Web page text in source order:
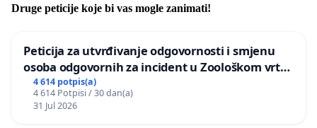
Druge peticije koje bi vas mogle zanimati!
Peticija za utvrđivanje odgovornosti i smjenu
osoba odgovornih za incident u Zoološkom vrtu
Grada Zagreba
4 614 potpis(a)
4 614 Potpisi / 30 dan(a)
31 Jul 2026